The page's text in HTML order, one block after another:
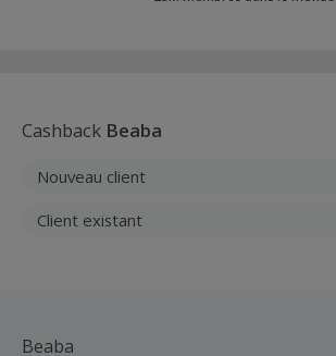
Cashback Beaba
Nouveau client
Client existant
Beaba